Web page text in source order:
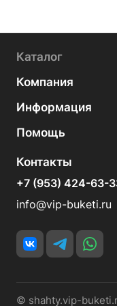
Каталог
Компания
Информация
Помощь
Контакты
+7 (953) 424-63-
info@vip-buketi.ru
© shahty.vip-